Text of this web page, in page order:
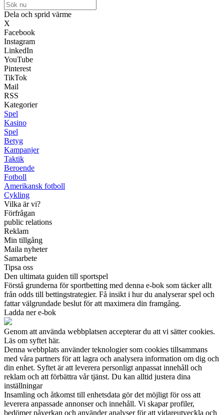
Dela och sprid värme
X
Facebook
Instagram
LinkedIn
YouTube
Pinterest
TikTok
Mail
RSS
Kategorier
Spel
Kasino
Spel
Betyg
Kampanjer
Taktik
Beroende
Fotboll
Amerikansk fotboll
Cykling
Vilka är vi?
Förfrågan
public relations
Reklam
Min tillgång
Maila nyheter
Samarbete
Tipsa oss
Den ultimata guiden till sportspel
Förstå grunderna för sportbetting med denna e-bok som täcker allt
från odds till bettingstrategier. Få insikt i hur du analyserar spel och
fattar välgrundade beslut för att maximera din framgång.
Ladda ner e-bok
Genom att använda webbplatsen accepterar du att vi sätter cookies.
Läs om syftet här.
Denna webbplats använder teknologier som cookies tillsammans
med våra partners för att lagra och analysera information om dig och
din enhet. Syftet är att leverera personligt anpassat innehåll och
reklam och att förbättra vår tjänst. Du kan alltid justera dina
inställningar
Insamling och åtkomst till enhetsdata gör det möjligt för oss att
leverera anpassade annonser och innehåll. Vi skapar profiler,
bedömer påverkan och använder analyser för att vidareutveckla och